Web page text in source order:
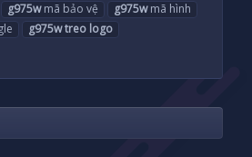
g975wmã bảo vệ g975wmã hình
g975wtreo logo